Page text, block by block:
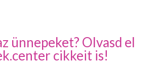
ünnepeket? Olvasd el
cikkeit is!